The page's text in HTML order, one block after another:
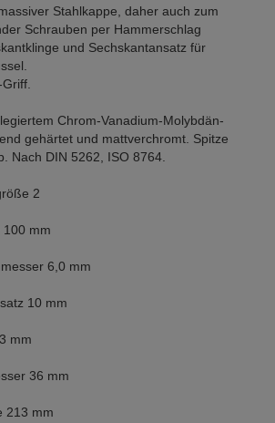
Stahlkappe, daher auch zum
Schrauben per Hammerschlag
und Sechskantansatz für
Chrom-Vanadium-Molybdän-
gehärtet und mattverchromt. Spitze
Nach DIN 5262, ISO 8764.
2
100 mm
6,0 mm
10 mm
mm
36 mm
213 mm